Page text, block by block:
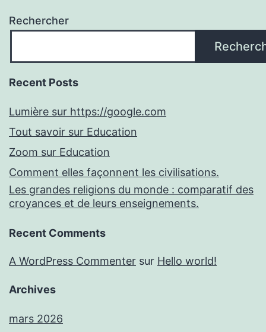
Rechercher
Recent Posts
Lumière sur https://google.com
Tout savoir sur Education
Zoom sur Education
Comment elles façonnent les civilisations.
Les grandes religions du monde : comparatif des
croyances et de leurs enseignements.
Recent Comments
A WordPress Commenter sur Hello world!
Archives
mars 2026